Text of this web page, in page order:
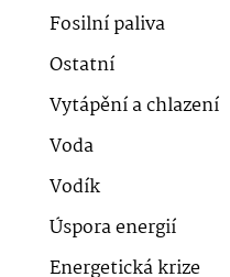
Fosilní paliva
Ostatní
Vytápění a chlazení
Voda
Vodík
Úspora energií
Energetická krize